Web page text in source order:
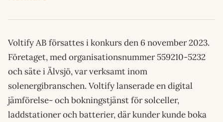
Voltify AB försattes i konkurs den 6 november 2023.
Företaget, med organisationsnummer 559210-5232
och säte i Älvsjö, var verksamt inom
solenergibranschen. Voltify lanserade en digital
jämförelse- och bokningstjänst för solceller,
laddstationer och batterier, där kunder kunde boka